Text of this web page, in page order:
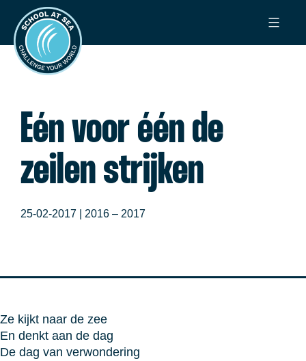
naar
inhoud
School
at
Sea
Eén voor één de
zeilen strijken
25-02-2017 | 2016 – 2017
Ze kijkt naar de zee
En denkt aan de dag
De dag van verwondering